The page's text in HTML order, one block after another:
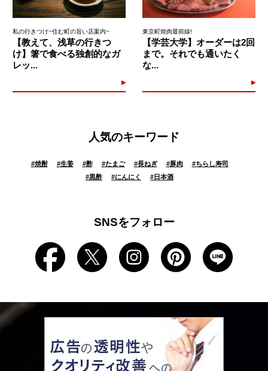
私の行きつけ~住む町の旨い店案内~
【教えて、浅草の行きつ
け】箸で食べる独創的なガ
レッ...
東京町焼肉最前線!
【学芸大学】オーダーは2回
まで。それでも通いたく
な...
人気のキーワード
#焼酎 #生姜 #酢 #たまご #長ねぎ #豚肉 #ちらし寿司
#黒酢 #にんにく #日本酒
SNSをフォロー